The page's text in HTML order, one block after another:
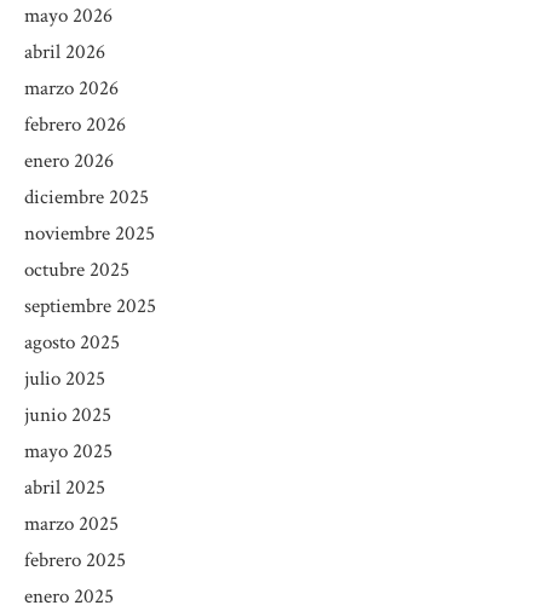
mayo 2026
abril 2026
marzo 2026
febrero 2026
enero 2026
diciembre 2025
noviembre 2025
octubre 2025
septiembre 2025
agosto 2025
julio 2025
junio 2025
mayo 2025
abril 2025
marzo 2025
febrero 2025
enero 2025